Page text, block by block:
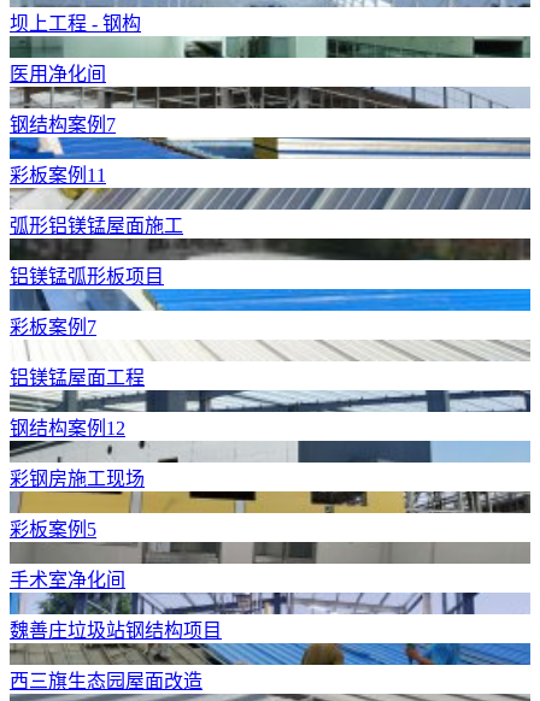
坝上工程 - 钢构
医用净化间
钢结构案例7
彩板案例11
弧形铝镁锰屋面施工
铝镁锰弧形板项目
彩板案例7
铝镁锰屋面工程
钢结构案例12
彩钢房施工现场
彩板案例5
手术室净化间
魏善庄垃圾站钢结构项目
西三旗生态园屋面改造